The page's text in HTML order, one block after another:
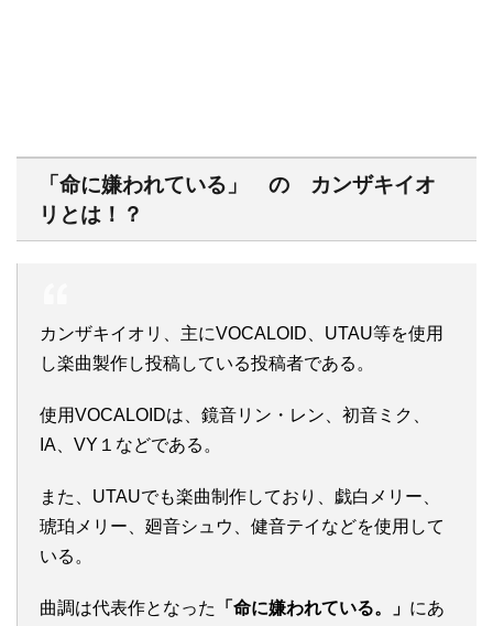
「命に嫌われている」 の カンザキイオ
リとは！？
カンザキイオリ、主にVOCALOID、UTAU等を使用
し楽曲製作し投稿している投稿者である。
使用VOCALOIDは、鏡音リン・レン、初音ミク、
IA、VY１などである。
また、UTAUでも楽曲制作しており、戯白メリー、
琥珀メリー、廻音シュウ、健音テイなどを使用して
いる。
曲調は代表作となった 「命に嫌われている。」 にあ